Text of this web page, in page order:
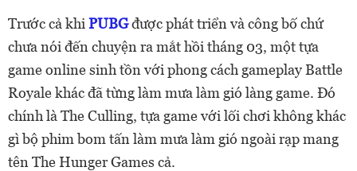
Trước cả khi PUBGđược phát triển và công bố chứ
chưa nói đến chuyện ra mắt hồi tháng 03, một tựa
game online sinh tồn với phong cách gameplay Battle
Royale khác đã từng làm mưa làm gió làng game. Đó
chính là The Culling, tựa game với lối chơi không khác
gì bộ phim bom tấn làm mưa làm gió ngoài rạp mang
tên The Hunger Games cả.